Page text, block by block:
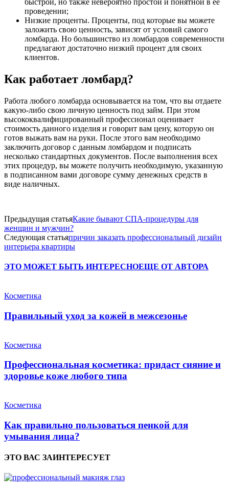
проведении;
Низкие проценты. Проценты, под которые вы можете
заложить свою ценность, зависят от условий самого
ломбарда. Но большинство из ломбардов современности
предлагают достаточно низкий процент для своих
клиентов.
Как работает ломбард?
Работа любого ломбарда основывается на том, что вы отдаете
какую-либо свою личную ценность под займ. При этом
высококвалифицированный профессионал оценивает
стоимость данного изделия и говорит вам цену, которую он
готов выжать вам на руки. После этого вам необходимо
заключить договор с данным ломбардом и подписать
несколько стандартных документов. После выполнения всех
этих процедур, вы можете получить необходимую, указанную
в подписанном вами договоре сумму денежных средств в
виде наличных.
Предыдущая статьяКакие бывают СПА-процедуры для
женщин и мужчин?
Следующая статьяпричин заказать профессиональный дизайн
интерьера квартиры
ЭТО МОЖЕТ БЫТЬ ИНТЕРЕСНОЕЩЕ ОТ АВТОРА
Косметика
Правильный уход за кожей в межсезонье
Косметика
Профессиональная косметика: придаст сияние и
здоровье коже любого типа
Косметика
Как правильно пользоваться пенкой для
умывания лица?
ЭТО ВАС ЗАИНТЕРЕСУЕТ